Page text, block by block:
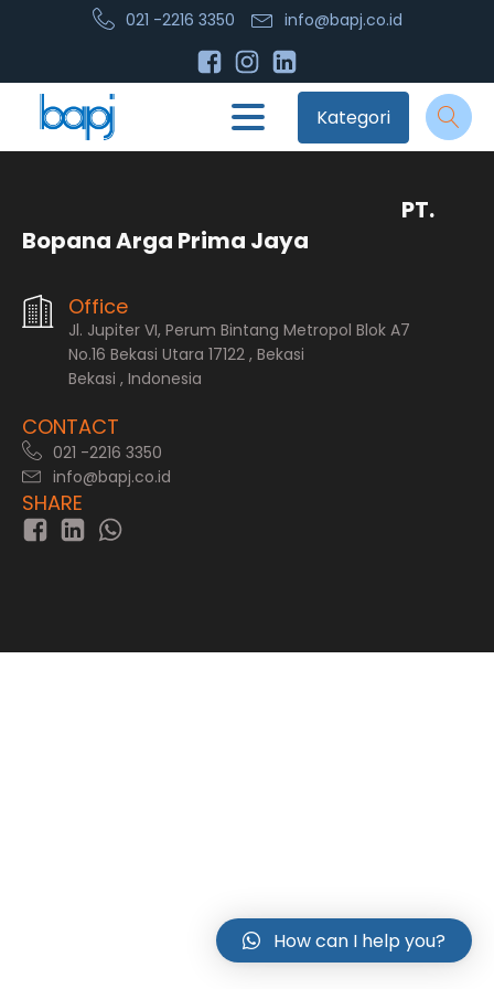
021 -2216 3350 info@bapj.co.id
Kategori
PT.
Bopana Arga Prima Jaya
Office
Jl. Jupiter VI, Perum Bintang Metropol Blok A7
No.16 Bekasi Utara 17122 , Bekasi
Bekasi , Indonesia
CONTACT
021 -2216 3350
info@bapj.co.id
SHARE
How can I help you?